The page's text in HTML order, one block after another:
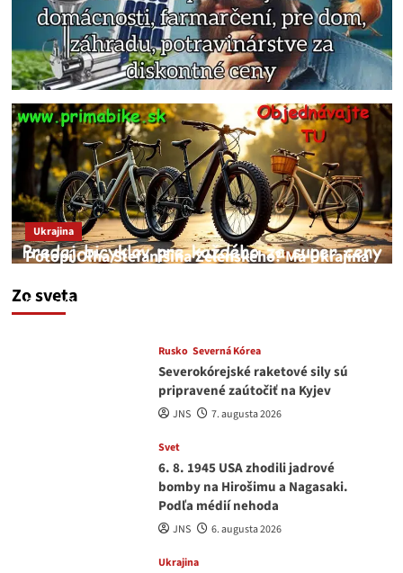
Zo sveta
Ukrajina
Potopí Oľha Stefanišina Zelenského? Má Ukrajina
JNS
Rusko Severná Kórea
Severokórejské raketové sily sú
pripravené zaútočiť na Kyjev
JNS 7. augusta 2026
Svet
6. 8. 1945 USA zhodili jadrové
bomby na Hirošimu a Nagasaki.
Podľa médií nehoda
JNS 6. augusta 2026
Ukrajina